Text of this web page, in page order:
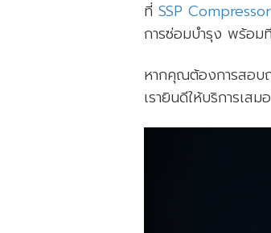
ที่ SSP
การซ่อมบำรุง พร้อม
หากคุณต้องการสอบ
เรายินดีให้บริการเสม